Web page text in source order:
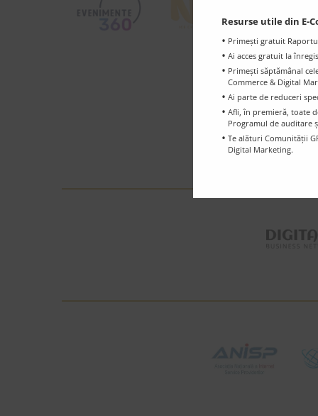
Resurse utile din E-
Primești gratuit
Ai acces gratuit la
Primești săptămânal
Commerce & Digital
Ai parte de reduceri
Afli, în premieră, toate
Programul de auditare
Te alături Comunității
Digital Marketing.